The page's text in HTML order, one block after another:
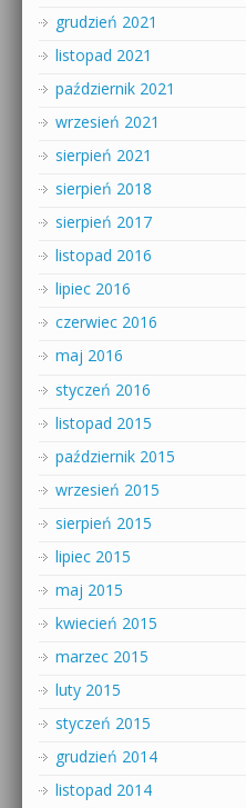
grudzień 2021
listopad 2021
październik 2021
wrzesień 2021
sierpień 2021
sierpień 2018
sierpień 2017
listopad 2016
lipiec 2016
czerwiec 2016
maj 2016
styczeń 2016
listopad 2015
październik 2015
wrzesień 2015
sierpień 2015
lipiec 2015
maj 2015
kwiecień 2015
marzec 2015
luty 2015
styczeń 2015
grudzień 2014
listopad 2014